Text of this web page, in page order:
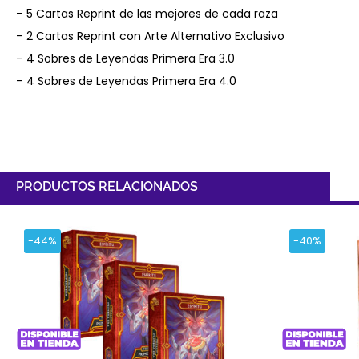
– 5 Cartas Reprint de las mejores de cada raza
– 2 Cartas Reprint con Arte Alternativo Exclusivo
– 4 Sobres de Leyendas Primera Era 3.0
– 4 Sobres de Leyendas Primera Era 4.0
PRODUCTOS RELACIONADOS
-44% -40%